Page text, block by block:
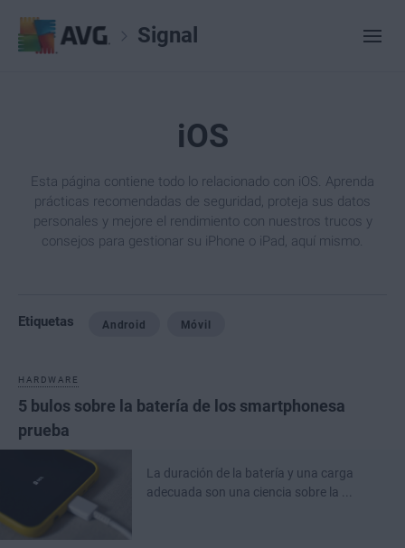
Signal
iOS
Esta página contiene todo lo relacionado con iOS. Aprenda
prácticas recomendadas de seguridad, proteja sus datos
personales y mejore el rendimiento con nuestros trucos y
consejos para gestionar su iPhone o iPad, aquí mismo.
Etiquetas Android Móvil
HARDWARE
5 bulos sobre la batería de los smartphonesa
prueba
La duración de la batería y una carga
adecuada son una ciencia sobre la ...